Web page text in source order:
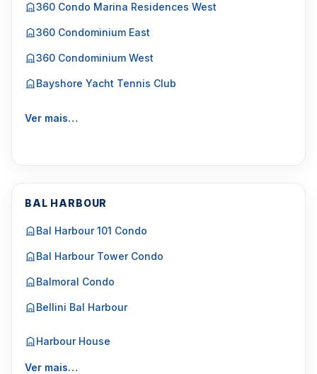
360 Condo Marina Residences West
360 Condominium East
360 Condominium West
Bayshore Yacht Tennis Club
Ver mais…
BAL HARBOUR
Bal Harbour 101 Condo
Bal Harbour Tower Condo
Balmoral Condo
Bellini Bal Harbour
Harbour House
Ver mais…